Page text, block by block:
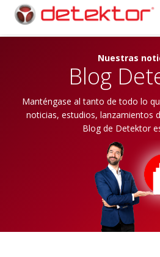
Nuestras
Blog
Manténgase al tanto de todo lo
noticias, estudios, lanzamientos
Blog de Detektor